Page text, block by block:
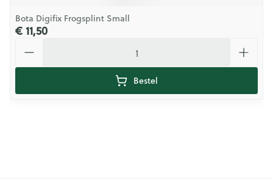
Bota Digifix Frogsplint Small
€ 11,50
Bestel